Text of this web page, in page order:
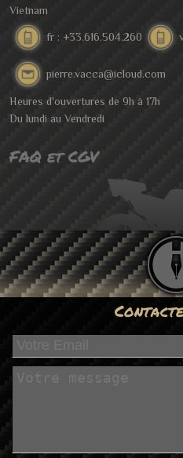
Vietnam
fr : +33.616.504.260
pierre.vacca@icloud.com
Heures d'ouvertures de 9h à 17h
Du lundi au Vendredi
FAQ et CGV